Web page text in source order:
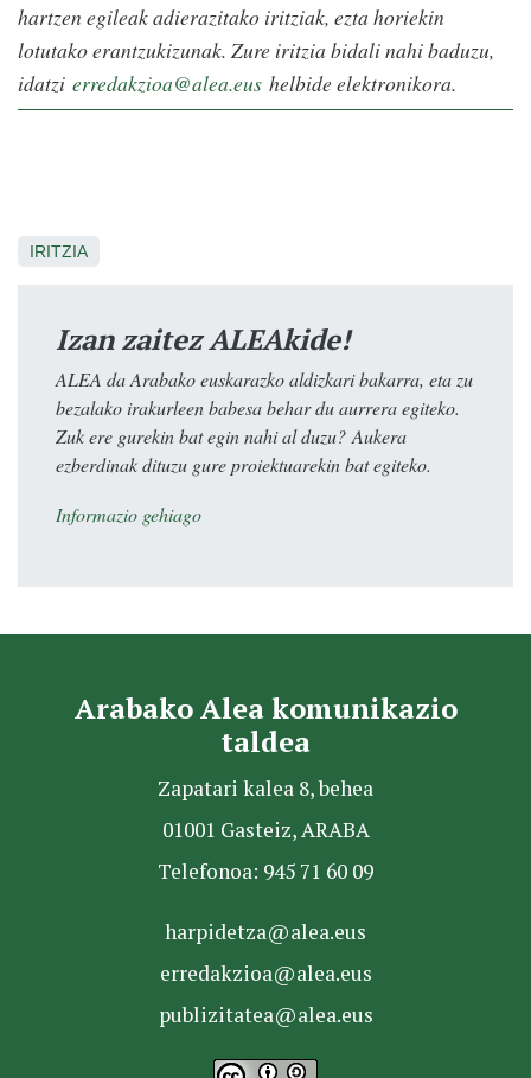
hartzen egileak adierazitako iritziak, ezta horiekin
lotutako erantzukizunak. Zure iritzia bidali nahi baduzu,
idatzi erredakzioa@alea.eus helbide elektronikora.
IRITZIA
Izan zaitez ALEAkide!
ALEA da Arabako euskarazko aldizkari bakarra, eta zu
bezalako irakurleen babesa behar du aurrera egiteko.
Zuk ere gurekin bat egin nahi al duzu? Aukera
ezberdinak dituzu gure proiektuarekin bat egiteko.
Informazio gehiago
Arabako Alea komunikazio
taldea
Zapatari kalea 8, behea
01001 Gasteiz, ARABA
Telefonoa: 945 71 60 09
harpidetza@alea.eus
erredakzioa@alea.eus
publizitatea@alea.eus